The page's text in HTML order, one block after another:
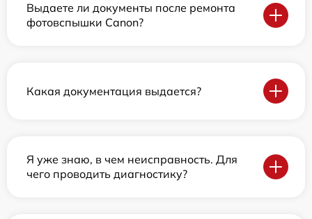
Выдаете ли документы после ремонта
фотовспышки Canon?
Какая документация выдается?
Я уже знаю, в чем неисправность. Для
чего проводить диагностику?